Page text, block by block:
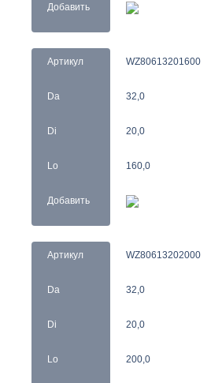
Добавить
Артикул
Da
Di
Lo
Добавить
WZ80613201600
32,0
20,0
160,0
Артикул
Da
Di
Lo
WZ80613202000
32,0
20,0
200,0